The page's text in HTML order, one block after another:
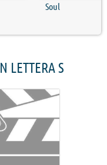
Soul
LETTERA S